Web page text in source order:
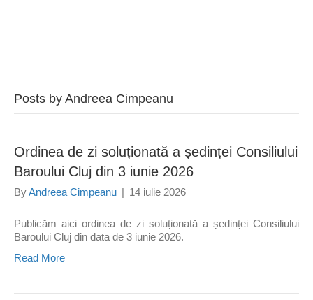
Posts by Andreea Cimpeanu
Ordinea de zi soluționată a ședinței Consiliului
Baroului Cluj din 3 iunie 2026
ByAndreea Cimpeanu | 14 iulie 2026
Publicăm aici ordinea de zi soluționată a ședinței Consiliului
Baroului Cluj din data de 3 iunie 2026.
Read More